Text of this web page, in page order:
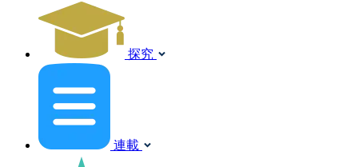
探究
連載